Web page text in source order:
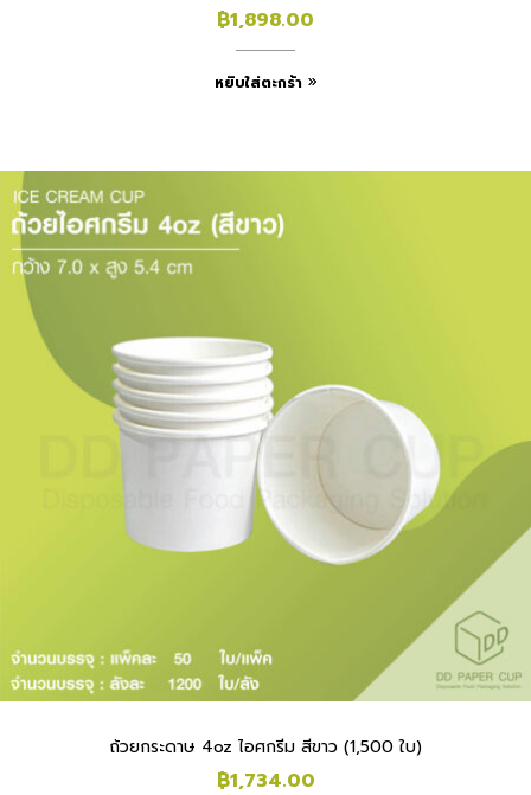
฿1,898.00
หยิบใส่ตะกร้า
ถ้วยกระดาษ 4oz ไอศกรีม สีขาว (1,500 ใบ)
฿1,734.00